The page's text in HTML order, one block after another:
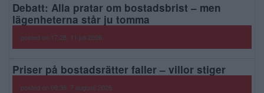
Debatt: Alla pratar om bostadsbrist – men
lägenheterna står ju tomma
posted on 17:28, 11 juli 2026
Priser på bostadsrätter faller – villor stiger
posted on 09:38, 7 augusti 2026